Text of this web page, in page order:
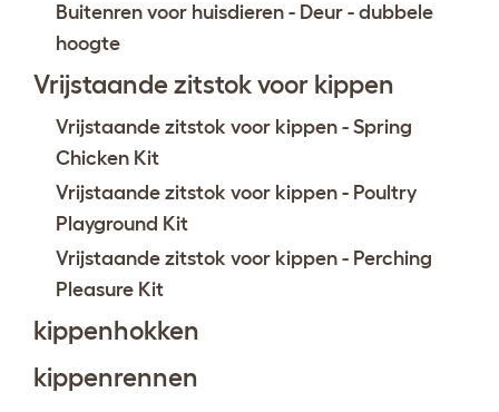
Buitenren voor huisdieren - Deur - dubbele
hoogte
Vrijstaande zitstok voor kippen
Vrijstaande zitstok voor kippen - Spring
Chicken Kit
Vrijstaande zitstok voor kippen - Poultry
Playground Kit
Vrijstaande zitstok voor kippen - Perching
Pleasure Kit
kippenhokken
kippenrennen